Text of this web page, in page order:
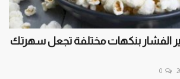
الفشار بنكهات مختلفة تجعل سهرتك
0